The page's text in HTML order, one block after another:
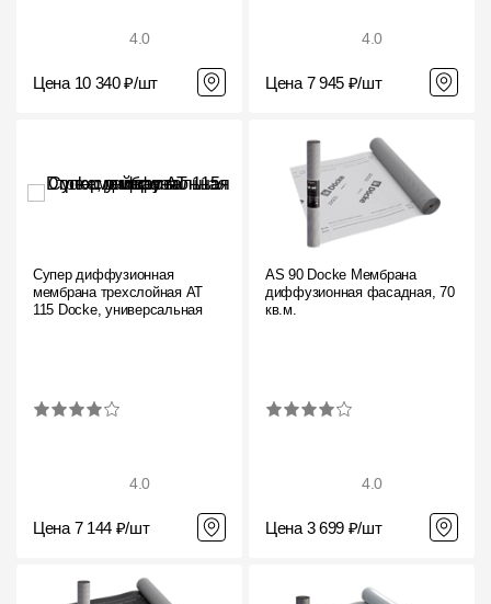
4.0
Цена 10 340 ₽/шт
4.0
Цена 7 945 ₽/шт
Супер диффузионная
мембрана трехслойная AT
115 Docke, универсальная
4.0
Цена 7 144 ₽/шт
AS 90 Docke Мембрана
диффузионная фасадная, 70
кв.м.
4.0
Цена 3 699 ₽/шт